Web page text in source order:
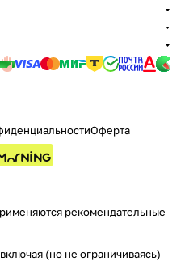
Оферта
рекомендательные
(но не ограничиваясь)